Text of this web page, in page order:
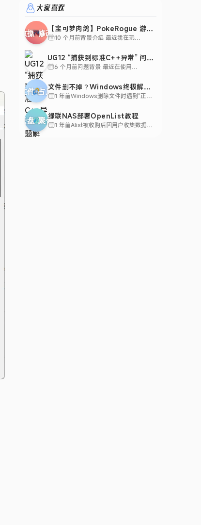
大家喜欢
【宝可梦肉鸽】PokeRogue 游戏
数据修改指南（v1.10）
10 个月前背景介绍 最近我在玩
游戏时，发现某些道具和扭蛋
券获取起来比较耗时。作为一
个技术爱好者，我开始琢磨
UG12 “捕获到标准C++异常” 问题
解决方案
6 个月前问题背景 最近在使用
了一个棘手的问题：每次启动
软件都会弹出错误提示"捕获到
标准C++异常，有关详细信
题让我无法正常使用软件，经
过一番排查和尝试，我终于找
到了解决方案。 今天就把这个
文件删不掉？Windows终极解除
占用指南：资源监视器+命令行+工
1 年前Windows删除文件时遇到“正在
帮你解决：资源监视器可视化查
找进程、handle.exe命令精准定
位、LockHunter工具一键解锁。
绿联NAS部署OpenList教程
1 年前Alist被收购后因用户收集数据引